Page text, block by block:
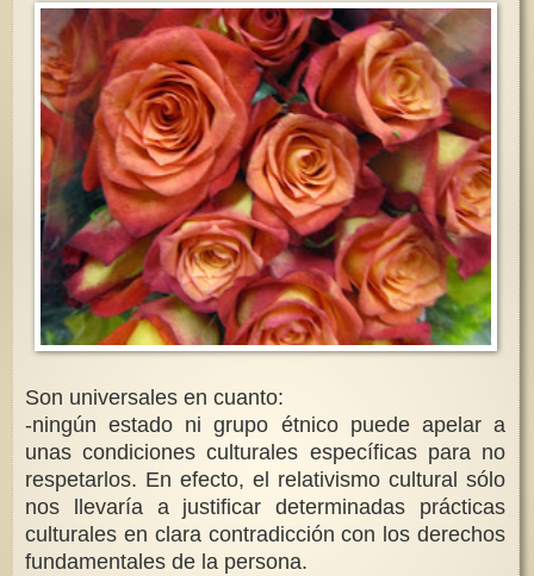
Son universales en cuanto:
-ningún estado ni grupo étnico puede apelar a
unas condiciones culturales específicas para no
respetarlos. En efecto, el relativismo cultural sólo
nos llevaría a justificar determinadas prácticas
culturales en clara contradicción con los derechos
fundamentales de la persona.